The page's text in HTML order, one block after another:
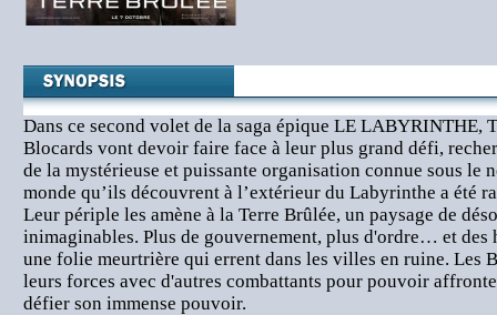
Dans ce second volet de la saga épique LE LABYRINTHE,
Blocards vont devoir faire face à leur plus grand défi,
de la mystérieuse et puissante organisation connue sous le
monde qu’ils découvrent à l’extérieur du Labyrinthe a été
Leur périple les amène à la Terre Brûlée, un paysage de
inimaginables. Plus de gouvernement, plus d'ordre… et des
une folie meurtrière qui errent dans les villes en ruine. Les
leurs forces avec d'autres combattants pour pouvoir
défier son immense pouvoir.